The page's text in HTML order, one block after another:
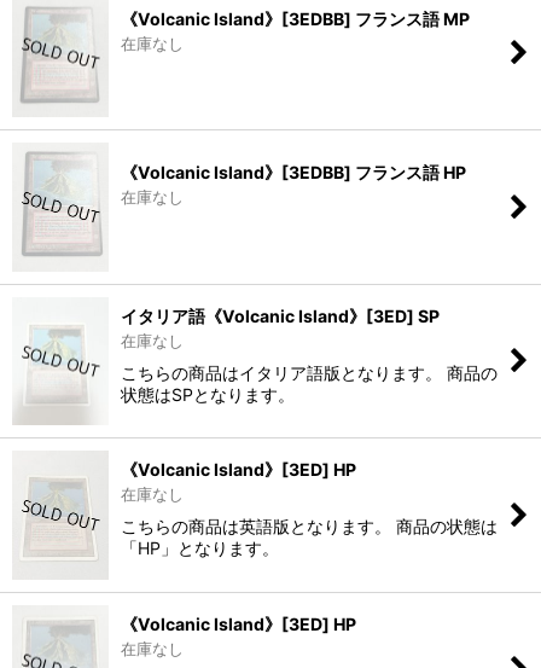
《Volcanic Island》[3EDBB] フランス語 MP
在庫なし
《Volcanic Island》[3EDBB] フランス語 HP
在庫なし
イタリア語《Volcanic Island》[3ED] SP
在庫なし
こちらの商品はイタリア語版となります。 商品の
状態はSPとなります。
《Volcanic Island》[3ED] HP
在庫なし
こちらの商品は英語版となります。 商品の状態は
「HP」となります。
《Volcanic Island》[3ED] HP
在庫なし